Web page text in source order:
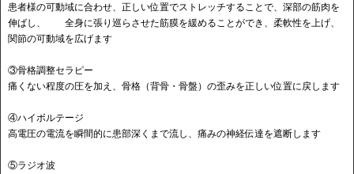
患者様の可動域に合わせ、正しい位置でストレッチすることで、深部の筋肉を
伸ばし、 全身に張り巡らさせた筋膜を緩めることができ、柔軟性を上げ、
関節の可動域を広げます
③骨格調整セラピー
痛くない程度の圧を加え、骨格（背骨・骨盤）の歪みを正しい位置に戻します
④ハイボルテージ
高電圧の電流を瞬間的に患部深くまで流し、痛みの神経伝達を遮断します
⑤ラジオ波